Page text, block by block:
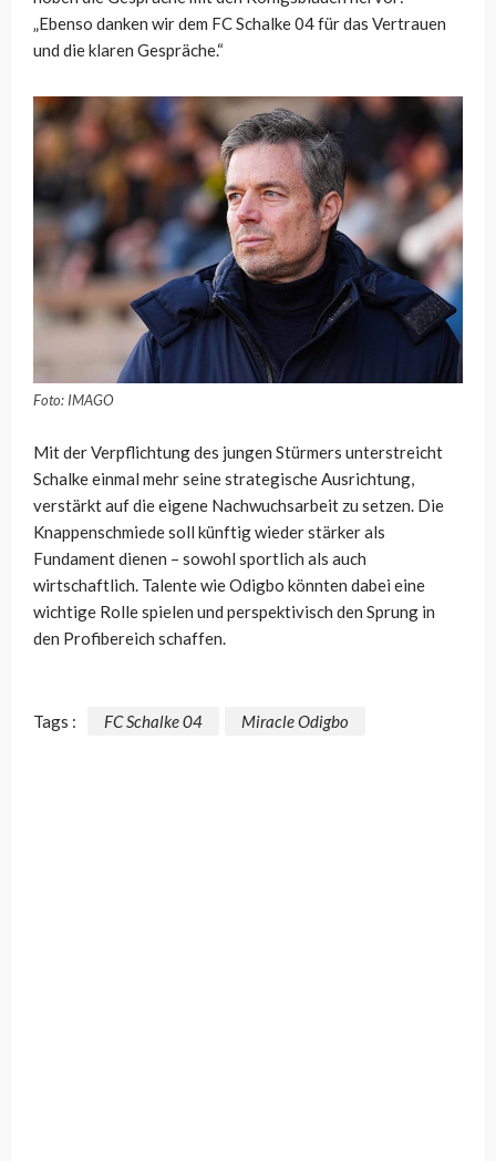
„Ebenso danken wir dem FC Schalke 04 für das Vertrauen
und die klaren Gespräche.“
Foto: IMAGO
Mit der Verpflichtung des jungen Stürmers unterstreicht
Schalke einmal mehr seine strategische Ausrichtung,
verstärkt auf die eigene Nachwuchsarbeit zu setzen. Die
Knappenschmiede soll künftig wieder stärker als
Fundament dienen – sowohl sportlich als auch
wirtschaftlich. Talente wie Odigbo könnten dabei eine
wichtige Rolle spielen und perspektivisch den Sprung in
den Profibereich schaffen.
Tags : FC Schalke 04 Miracle Odigbo